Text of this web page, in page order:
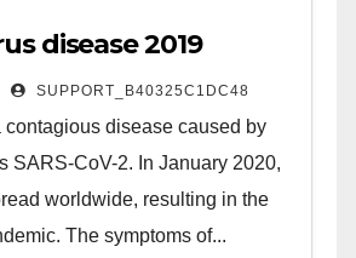
disease 2019
SUPPORT_B40325C1DC48
contagious disease caused by
SARS-CoV-2. In January 2020,
worldwide, resulting in the
The symptoms of...